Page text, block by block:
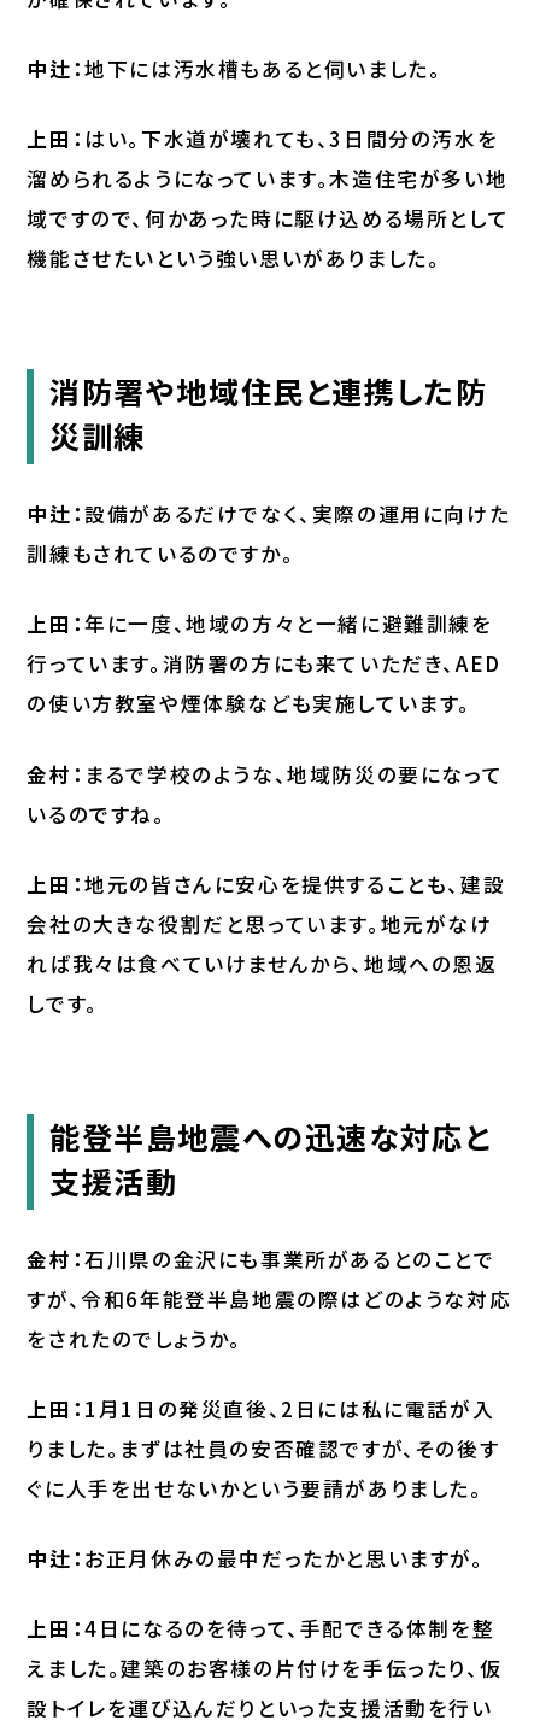
中辻：地下には汚水槽もあると伺いました。
上田： はい。下水道が壊れても、3日間分の汚水を
溜められるようになっています。木造住宅が多い地
域ですので、何かあった時に駆け込める場所として
機能させたいという強い思いがありました。
消防署や地域住民と連携した防
災訓練
中辻：設備があるだけでなく、実際の運用に向けた
訓練もされているのですか。
上田：年に一度、地域の方々と一緒に避難訓練を
行っています。消防署の方にも来ていただき、AED
の使い方教室や煙体験なども実施しています。
金村： まるで学校のような、地域防災の要になって
いるのですね。
上田：地元の皆さんに安心を提供することも、建設
会社の大きな役割だと思っています。地元がなけ
れば我々は食べていけませんから、地域への恩返
しです。
能登半島地震への迅速な対応と
支援活動
金村：石川県の金沢にも事業所があるとのことで
すが、令和6年能登半島地震の際はどのような対応
をされたのでしょうか。
上田： 1月1日の発災直後、2日には私に電話が入
りました。まずは社員の安否確認ですが、その後す
ぐに人手を出せないかという要請がありました。
中辻： お正月休みの最中だったかと思いますが。
上田：4日になるのを待って、手配できる体制を整
えました。建築のお客様の片付けを手伝ったり、仮
設トイレを運び込んだりといった支援活動を行い